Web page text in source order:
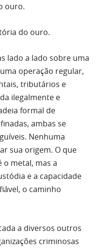
ouro.
do ouro.
lado a lado sobre uma
operação regular,
tributários e
ilegalmente e
formal de
ambas se
Nenhuma
sua origem. O que
o metal, mas a
e a capacidade
o caminho
a diversos outros
criminosas